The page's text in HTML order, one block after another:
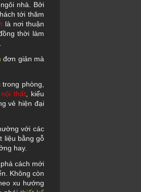
nhà. Bởi
tới thăm
là nơi thuận
thời làm
đơn giản mà
phòng,
nội thất, kiểu
vẻ hiện đại
với các
liệu bằng gỗ
hay.
cách mới
Không còn
xu hướng